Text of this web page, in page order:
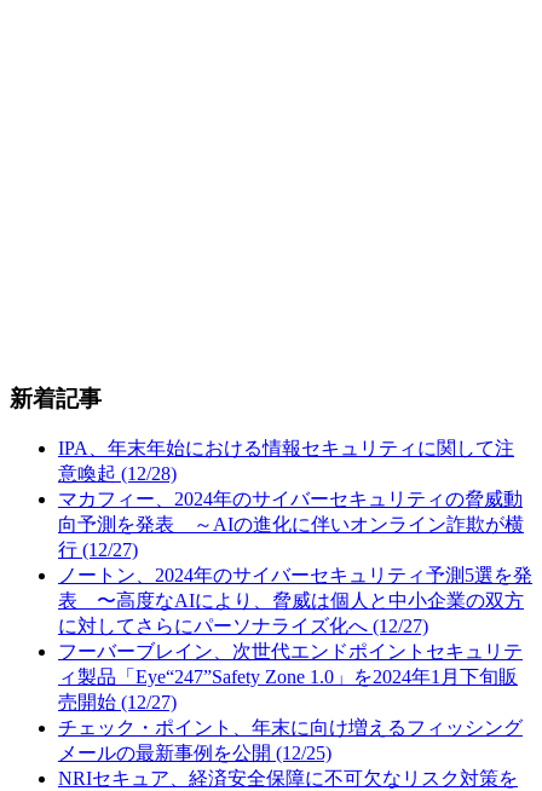
新着記事
IPA、年末年始における情報セキュリティに関して注
意喚起 (12/28)
マカフィー、2024年のサイバーセキュリティの脅威動
向予測を発表 ～AIの進化に伴いオンライン詐欺が横
行 (12/27)
ノートン、2024年のサイバーセキュリティ予測5選を発
表 〜高度なAIにより、脅威は個人と中小企業の双方
に対してさらにパーソナライズ化へ (12/27)
フーバーブレイン、次世代エンドポイントセキュリテ
ィ製品「Eye“247”Safety Zone 1.0」を2024年1月下旬販
売開始 (12/27)
チェック・ポイント、年末に向け増えるフィッシング
メールの最新事例を公開 (12/25)
NRIセキュア、経済安全保障に不可欠なリスク対策を